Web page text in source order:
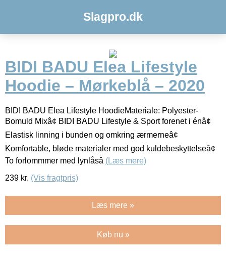
Slagpro.dk
BIDI BADU Elea Lifestyle
Hoodie – Mørkeblå – 2020
BIDI BADU Elea Lifestyle HoodieMateriale: Polyester-
Bomuld Mixâ¢ BIDI BADU Lifestyle & Sport forenet i énâ¢
Elastisk linning i bunden og omkring ærmerneâ¢
Komfortable, bløde materialer med god kuldebeskyttelseâ¢
To forlommmer med lynlåsâ (Læs mere)
239 kr. (Vis fragtpris)
Læs mere »
Køb nu »